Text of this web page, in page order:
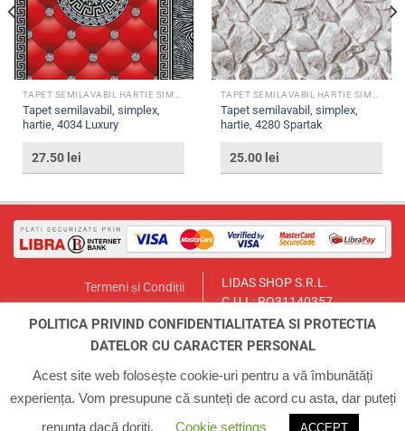
Tapet semilavabil, simplex,
hartie, 4034 Luxury
27.50 lei
Tapet semilavabil, simplex,
hartie, 4280 Spartak
25.00 lei
Termeni și Condiții
LIDAS SHOP S.R.L.
C.U.I.: RO31140357
București, Sector 1, Str. Lt.Col.
Email:lidasmag@yahoo.com
Telefon:0723.155.966
INFO CONTUL MEU
POLITICA PRIVIND CONFIDENTIALITATEA SI PROTECTIA
DATELOR CU CARACTER PERSONAL
Acest site web folosește cookie-uri pentru a vă îmbunătăți
experiența. Vom presupune că sunteți de acord cu asta, dar puteți
renunța dacă doriți.
Cookie settings ACCEPT